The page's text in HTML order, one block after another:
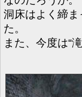
洞床はよく締
た。
また、今度は“